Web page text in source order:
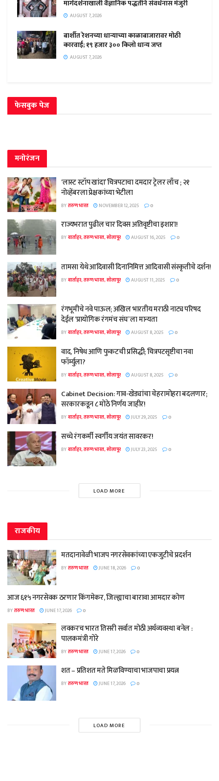
मार्गदर्शनाखाली वैज्ञानिक पद्धतीने संवर्धनास मंजुरी
AUGUST 7, 2026
बार्शीत रेशनच्या धान्याच्या काळाबाजारावर मोठी
कारवाई; १९ हजार ३०० किलो धान्य जप्त
AUGUST 7, 2026
फेसबुक पेज
मनोरंजन
‘लास्ट स्टॉप खांदा’ चित्रपटाचा दमदार ट्रेलर लाँच ; २१
नोव्हेंबरला प्रेक्षकांच्या भेटीला
BYतरुण भारत NOVEMBER 12, 2025 0
राज्यभरात पुढील चार दिवस अतिवृष्टीचा इशारा!
BYवार्ताहर, तरुण भारत, सोलापूर AUGUST 16, 2025 0
तामसा येथे आदिवासी दिनानिमित्त आदिवासी संस्कृतीचे दर्शन!
BYवार्ताहर, तरुण भारत, सोलापूर AUGUST 11, 2025 0
रंगभूमीचे नवे पाऊल; अखिल भारतीय मराठी नाट्य परिषद
देईल ‘प्रायोगिक रंगमंच संघ’ ला मान्यता
BYवार्ताहर, तरुण भारत, सोलापूर AUGUST 8, 2025 0
वाद, निषेध आणि फुकटची प्रसिद्धी; चित्रपटसृष्टीचा नवा
फॉर्म्युला?
BYवार्ताहर, तरुण भारत, सोलापूर AUGUST 8, 2025 0
Cabinet Decision: गाव-खेड्यांचा चेहरामोहरा बदलणार;
सरकारकडून ८ मोठे निर्णय जाहीर!
BYवार्ताहर, तरुण भारत, सोलापूर JULY 29, 2025 0
सच्चे रंगकर्मी स्वर्गीय जयंत सावरकर!
BYवार्ताहर, तरुण भारत, सोलापूर JULY 23, 2025 0
LOAD MORE
राजकीय
मतदानावेळी भाजप नगरसेवकांच्या एकजुटीचे प्रदर्शन
BYतरुण भारत JUNE 18, 2026 0
आज ६१५ नगरसेवक ठरणार किंगमेकर, जिल्ह्याचा बारावा आमदार कोण
BYतरुण भारत JUNE 17, 2026 0
लवकरच भारत तिसरी सर्वात मोठी अर्थव्यवस्था बनेल :
पालकमंत्री गोरे
BYतरुण भारत JUNE 17, 2026 0
शत – प्रतिशत मते मिळविण्याचा भाजपाचा प्रयत्न
BYतरुण भारत JUNE 17, 2026 0
LOAD MORE